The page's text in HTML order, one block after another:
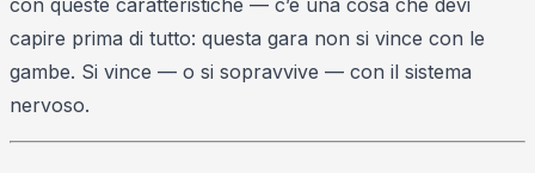
con queste caratteristiche — c’è una cosa che devi
capire prima di tutto: questa gara non si vince con le
gambe. Si vince — o si sopravvive — con il sistema
nervoso.